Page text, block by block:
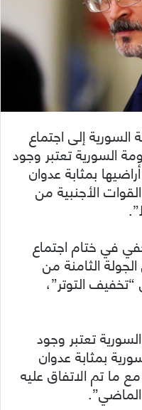
السورية إلى اجتماع
السورية تعتبر وجود
بمثابة عدوان
الأجنبية من
في ختام اجتماع
الجولة الثامنة من
التوتر”،
تعتبر وجود
بمثابة عدوان
تم الاتفاق عليه
الماضي”.